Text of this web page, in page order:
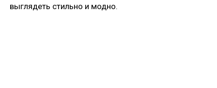
выглядеть стильно и модно.